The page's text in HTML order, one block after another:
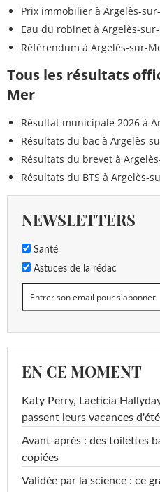
Prix immobilier à Argelès-
Eau du robinet à Argelès-
Référendum à Argelès-sur-
Tous les résultats
Mer
Résultat municipale 2026 à
Résultats du bac à Argelès-
Résultats du brevet à
Résultats du BTS à Argelès-
NEWSLETTERS
Santé
Astuces de la rédac
EN CE MOMENT
Katy Perry, Laeticia
passent leurs vacances
Avant-après : des toilettes
copiées
Validée par la science : ce